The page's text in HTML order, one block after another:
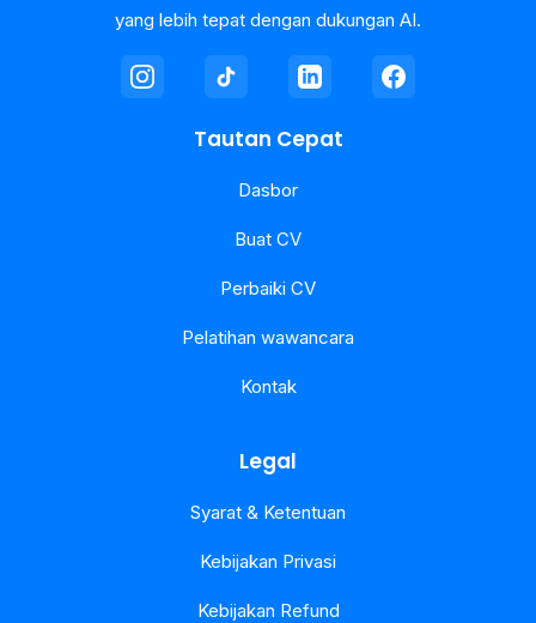
yang lebih tepat dengan dukungan AI.
Tautan Cepat
Dasbor
Buat CV
Perbaiki CV
Pelatihan wawancara
Kontak
Legal
Syarat & Ketentuan
Kebijakan Privasi
Kebijakan Refund